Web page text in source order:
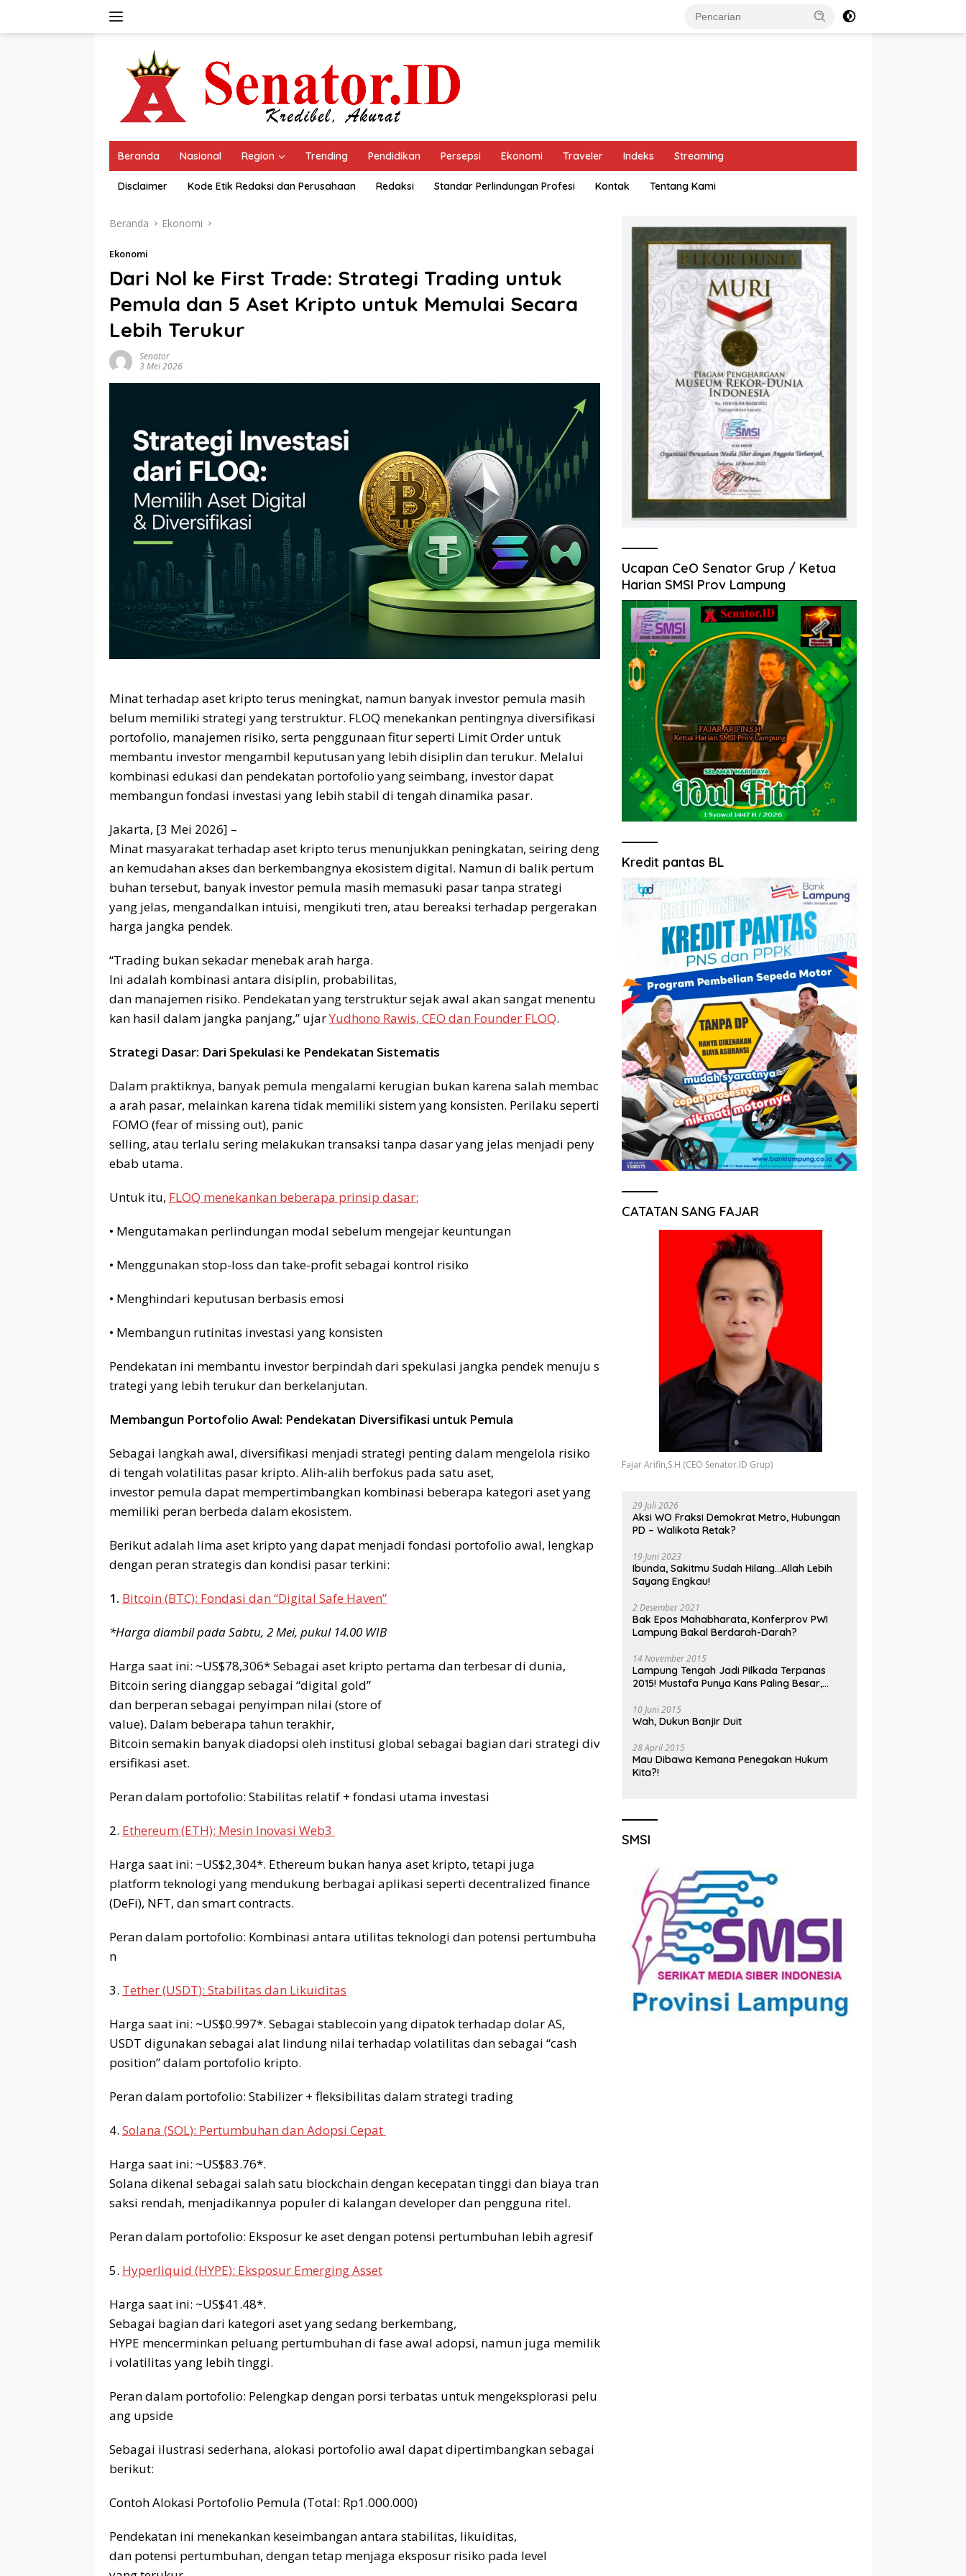
Beranda Nasional Region Trending Pendidikan Persepsi Ekonomi Traveler Indeks Streaming
Disclaimer Kode Etik Redaksi dan Perusahaan Redaksi Standar Perlindungan Profesi Kontak Tentang Kami
Beranda Ekonomi
Ekonomi
Dari Nol ke First Trade: Strategi Trading untuk
Pemula dan 5 Aset Kripto untuk Memulai Secara
Lebih Terukur
Senator
3 Mei 2026
Minat terhadap aset kripto terus meningkat, namun banyak investor pemula masih
belum memiliki strategi yang terstruktur. FLOQ menekankan pentingnya diversifikasi
portofolio, manajemen risiko, serta penggunaan fitur seperti Limit Order untuk
membantu investor mengambil keputusan yang lebih disiplin dan terukur. Melalui
kombinasi edukasi dan pendekatan portofolio yang seimbang, investor dapat
membangun fondasi investasi yang lebih stabil di tengah dinamika pasar.
Jakarta, [3 Mei 2026] –
Minat masyarakat terhadap aset kripto terus menunjukkan peningkatan, seiring deng
an kemudahan akses dan berkembangnya ekosistem digital. Namun di balik pertum
buhan tersebut, banyak investor pemula masih memasuki pasar tanpa strategi
yang jelas, mengandalkan intuisi, mengikuti tren, atau bereaksi terhadap pergerakan
harga jangka pendek.
“Trading bukan sekadar menebak arah harga.
Ini adalah kombinasi antara disiplin, probabilitas,
dan manajemen risiko. Pendekatan yang terstruktur sejak awal akan sangat menentu
kan hasil dalam jangka panjang,” ujarYudhono Rawis, CEO dan Founder FLOQ.
Strategi Dasar: Dari Spekulasi ke Pendekatan Sistematis
Dalam praktiknya, banyak pemula mengalami kerugian bukan karena salah membac
a arah pasar, melainkan karena tidak memiliki sistem yang konsisten. Perilaku seperti
FOMO (fear of missing out), panic
selling, atau terlalu sering melakukan transaksi tanpa dasar yang jelas menjadi peny
ebab utama.
Untuk itu, FLOQ menekankan beberapa prinsip dasar:
• Mengutamakan perlindungan modal sebelum mengejar keuntungan
• Menggunakan stop-loss dan take-profit sebagai kontrol risiko
• Menghindari keputusan berbasis emosi
• Membangun rutinitas investasi yang konsisten
Pendekatan ini membantu investor berpindah dari spekulasi jangka pendek menuju s
trategi yang lebih terukur dan berkelanjutan.
Membangun Portofolio Awal: Pendekatan Diversifikasi untuk Pemula
Sebagai langkah awal, diversifikasi menjadi strategi penting dalam mengelola risiko
di tengah volatilitas pasar kripto. Alih-alih berfokus pada satu aset,
investor pemula dapat mempertimbangkan kombinasi beberapa kategori aset yang
memiliki peran berbeda dalam ekosistem.
Berikut adalah lima aset kripto yang dapat menjadi fondasi portofolio awal, lengkap
dengan peran strategis dan kondisi pasar terkini:
1. Bitcoin (BTC): Fondasi dan “Digital Safe Haven”
*Harga diambil pada Sabtu, 2 Mei, pukul 14.00 WIB
Harga saat ini: ~US$78,306* Sebagai aset kripto pertama dan terbesar di dunia,
Bitcoin sering dianggap sebagai “digital gold”
dan berperan sebagai penyimpan nilai (store of
value). Dalam beberapa tahun terakhir,
Bitcoin semakin banyak diadopsi oleh institusi global sebagai bagian dari strategi div
ersifikasi aset.
Peran dalam portofolio: Stabilitas relatif + fondasi utama investasi
2. Ethereum (ETH): Mesin Inovasi Web3
Harga saat ini: ~US$2,304*. Ethereum bukan hanya aset kripto, tetapi juga
platform teknologi yang mendukung berbagai aplikasi seperti decentralized finance
(DeFi), NFT, dan smart contracts.
Peran dalam portofolio: Kombinasi antara utilitas teknologi dan potensi pertumbuha
n
3. Tether (USDT): Stabilitas dan Likuiditas
Harga saat ini: ~US$0.997*. Sebagai stablecoin yang dipatok terhadap dolar AS,
USDT digunakan sebagai alat lindung nilai terhadap volatilitas dan sebagai “cash
position” dalam portofolio kripto.
Peran dalam portofolio: Stabilizer + fleksibilitas dalam strategi trading
4. Solana (SOL): Pertumbuhan dan Adopsi Cepat
Harga saat ini: ~US$83.76*.
Solana dikenal sebagai salah satu blockchain dengan kecepatan tinggi dan biaya tran
saksi rendah, menjadikannya populer di kalangan developer dan pengguna ritel.
Peran dalam portofolio: Eksposur ke aset dengan potensi pertumbuhan lebih agresif
5. Hyperliquid (HYPE): Eksposur Emerging Asset
Harga saat ini: ~US$41.48*.
Sebagai bagian dari kategori aset yang sedang berkembang,
HYPE mencerminkan peluang pertumbuhan di fase awal adopsi, namun juga memilik
i volatilitas yang lebih tinggi.
Peran dalam portofolio: Pelengkap dengan porsi terbatas untuk mengeksplorasi pelu
ang upside
Sebagai ilustrasi sederhana, alokasi portofolio awal dapat dipertimbangkan sebagai
berikut:
Contoh Alokasi Portofolio Pemula (Total: Rp1.000.000)
Pendekatan ini menekankan keseimbangan antara stabilitas, likuiditas,
dan potensi pertumbuhan, dengan tetap menjaga eksposur risiko pada level
Ucapan CeO Senator Grup / Ketua
Harian SMSI Prov Lampung
Kredit pantas BL
CATATAN SANG FAJAR
Fajar Arifin,S.H (CEO Senator.ID Grup)
29 Juli 2026
Aksi WO Fraksi Demokrat Metro, Hubungan
PD – Walikota Retak?
19 Juni 2023
Ibunda, Sakitmu Sudah Hilang…Allah Lebih
Sayang Engkau!
2 Desember 2021
Bak Epos Mahabharata, Konferprov PWI
Lampung Bakal Berdarah-Darah?
14 November 2015
Lampung Tengah Jadi Pilkada Terpanas
2015! Mustafa Punya Kans Paling Besar,
10 Juni 2015
Wah, Dukun Banjir Duit
28 April 2015
Mau Dibawa Kemana Penegakan Hukum
Kita?!
SMSI